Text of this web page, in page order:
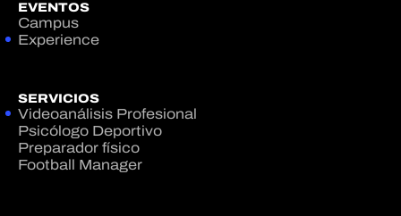
EVENTOS
Campus
Experience
SERVICIOS
Videoanálisis Profesional
Psicólogo Deportivo
Preparador físico
Football Manager